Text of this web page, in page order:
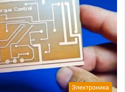
Электроника